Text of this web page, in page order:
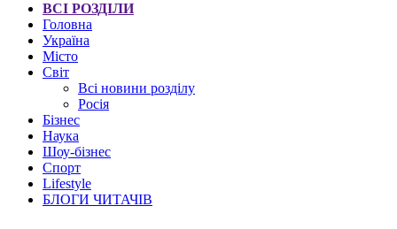
ВСІ РОЗДІЛИ
Головна
Україна
Місто
Світ
Всі новини розділу
Росія
Бізнес
Наука
Шоу-бізнес
Спорт
Lifestyle
БЛОГИ ЧИТАЧІВ